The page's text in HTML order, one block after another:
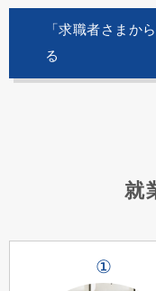
「求職者さまか
る
就
①